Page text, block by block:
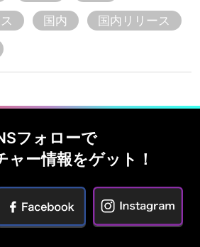
国内
国内リリース
フォローで
ャー情報をゲット！